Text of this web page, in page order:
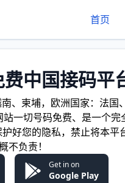
首页
中国接码平
、柬埔，欧洲国家：法国
一切号码免费、是一个完
好您的隐私，禁止将本平
不负责！
Get in on
Google Play